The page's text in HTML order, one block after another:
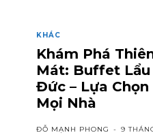
KHÁC
Khám Phá
Mát: Buffet Lẩu
Đức – Lựa
Mọi Nhà
ĐỖ MẠNH PHONG - 9